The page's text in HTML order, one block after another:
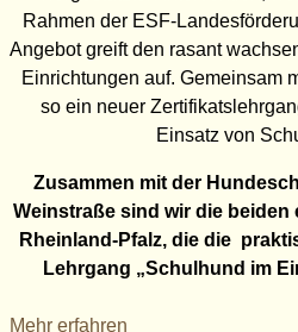
Rahmen der ESF-
Angebot greift den rasant
Einrichtungen auf. Gemeinsam
so ein neuer
Einsatz von
Zusammen mit der
Weinstraße sind wir die
Rheinland-Pfalz, die die
Lehrgang „Schulhund im
Mehr erfahren